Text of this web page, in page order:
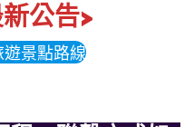
公告>
遊景點路線